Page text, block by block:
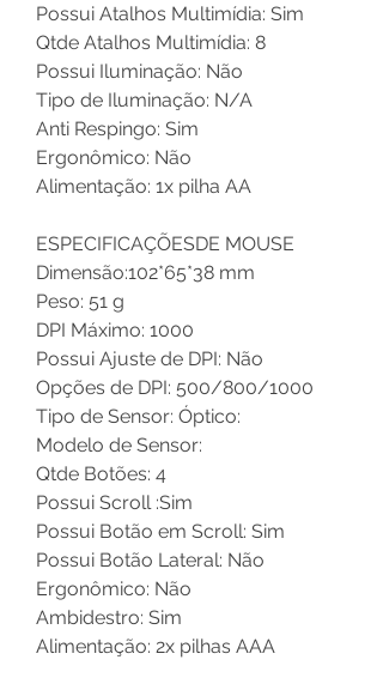
Possui Atalhos Multimídia: Sim
Qtde Atalhos Multimídia: 8
Possui Iluminação: Não
Tipo de Iluminação: N/A
Anti Respingo: Sim
Ergonômico: Não
Alimentação: 1x pilha AA
ESPECIFICAÇÕESDE MOUSE
Dimensão:102*65*38 mm
Peso: 51 g
DPI Máximo: 1000
Possui Ajuste de DPI: Não
Opções de DPI: 500/800/1000
Tipo de Sensor: Óptico:
Modelo de Sensor:
Qtde Botões: 4
Possui Scroll :Sim
Possui Botão em Scroll: Sim
Possui Botão Lateral: Não
Ergonômico: Não
Ambidestro: Sim
Alimentação: 2x pilhas AAA